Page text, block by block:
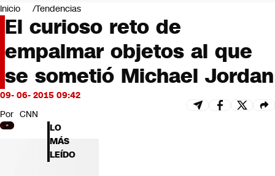
Negocios
Deportes
Programas completos
Cultura
Servicios
Bits
CNN tiempo
Futuro 360
Opinión
Inicio Tendencias
El curioso reto de
empalmar objetos al que
se sometió Michael Jordan
09- 06- 2015 09:42
Por CNN
LO
MÁS
LEÍDO